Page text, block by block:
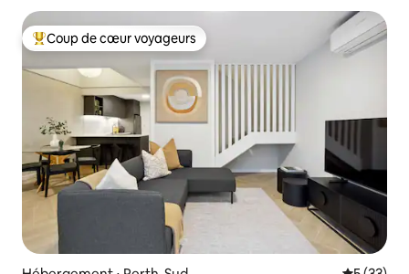
Coups de cœur voyageurs les plus appréciés
Coup de cœur voyageurs